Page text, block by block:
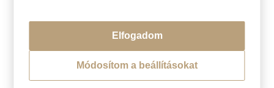
LEGÚJABB BLOGOK
Elfogadom
Módosítom a beállításokat